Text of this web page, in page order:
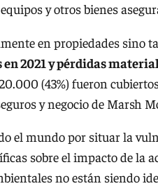
y otros bienes
en propiedades sino
en 2021 y pérdidas
(43%) fueron
y negocio de Marsh
el mundo por situar la
sobre el impacto de la
no están siendo